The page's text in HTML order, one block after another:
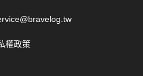
權政策